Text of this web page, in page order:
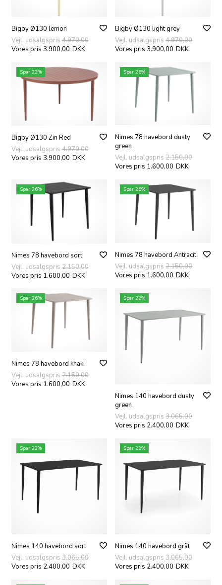
Bigby Ø130 lemon
Vejl. udsalgspris 4.970,00
Vores pris 3.900,00 DKK
Bigby Ø130 light grey
Vejl. udsalgspris4.970,00
Vores pris 3.900,00 DKK
Spar 22%
Bigby Ø130 Zin Red
Vejl. udsalgspris 4.970,00
Vores pris 3.900,00 DKK
Spar 26%
Nimes 78 havebord dusty
green
Vejl. udsalgspris2.150,00
Vores pris 1.600,00 DKK
Spar 26%
Nimes 78 havebord sort
Vejl. udsalgspris 2.150,00
Vores pris 1.600,00 DKK
Spar 26%
Nimes 78 havebord Antracit
Vejl. udsalgspris2.150,00
Vores pris 1.600,00 DKK
Spar 26%
Nimes 78 havebord khaki
Vejl. udsalgspris 2.150,00
Vores pris 1.600,00 DKK
Spar 22%
Nimes 140 havebord dusty
green
Vejl. udsalgspris3.065,00
Vores pris 2.400,00 DKK
Spar 22%
Nimes 140 havebord sort
Vejl. udsalgspris 3.065,00
Vores pris 2.400,00 DKK
Spar 22%
Nimes 140 havebord gråt
Vejl. udsalgspris3.065,00
Vores pris 2.400,00 DKK